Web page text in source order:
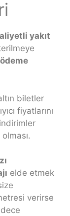
yakıt
ödeme
biletler
fiyatlarını
elde etmek
verirse